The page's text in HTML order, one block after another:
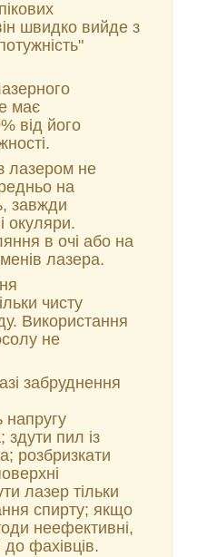
швидко вийде з
має
від його
лазером не
на
завжди
окуляри.
в очі або на
лазера.
чисту
Використання
не
забруднення
напругу
пил із
розбризкати
лазер тільки
спирту; якщо
неефективні,
фахівців.